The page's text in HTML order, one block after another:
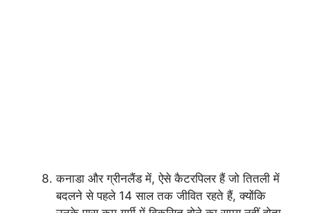
कनाडा और ग्रीनलैंड में, ऐसे कैटरपिलर हैं जो तितली में
बदलने से पहले 14 साल तक जीवित रहते हैं, क्योंकि